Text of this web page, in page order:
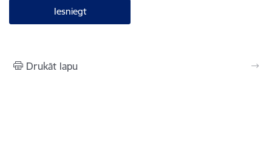
Drukāt lapu